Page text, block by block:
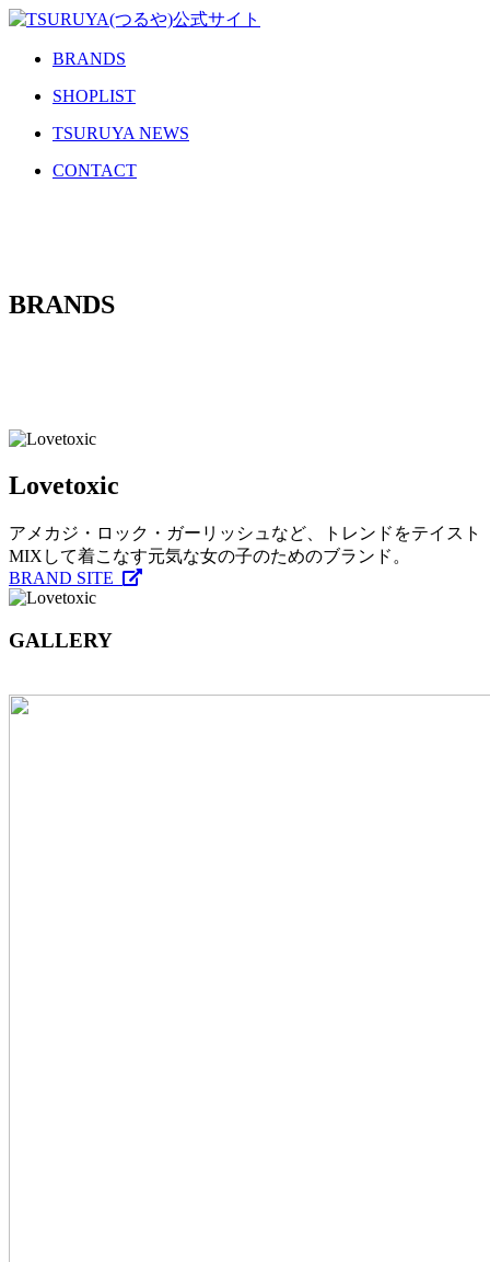
BRANDS
SHOPLIST
TSURUYA NEWS
CONTACT
BRANDS
Lovetoxic
アメカジ・ロック・ガーリッシュなど、トレンドをテイスト
MIXして着こなす元気な女の子のためのブランド。
BRAND SITE
GALLERY